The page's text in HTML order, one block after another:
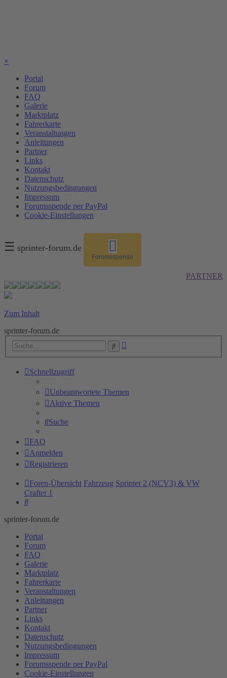
×
Portal
Forum
FAQ
Galerie
Marktplatz
Fahrerkarte
Veranstaltungen
Anleitungen
Partner
Links
Kontakt
Datenschutz
Nutzungsbedingungen
Impressum
Forumsspende per PayPal
Cookie-Einstellungen
☰ sprinter-forum.de
Forumsspende
PARTNER
Zum Inhalt
sprinter-forum.de
Suche
Schnellzugriff
Unbeantwortete Themen
Aktive Themen
Suche
FAQ
Anmelden
Registrieren
Foren-Übersicht Fahrzeug Sprinter 2 (NCV3) & VW
Crafter 1
Suche
sprinter-forum.de
Portal
Forum
FAQ
Galerie
Marktplatz
Fahrerkarte
Veranstaltungen
Anleitungen
Partner
Links
Kontakt
Datenschutz
Nutzungsbedingungen
Impressum
Forumsspende per PayPal
Cookie-Einstellungen